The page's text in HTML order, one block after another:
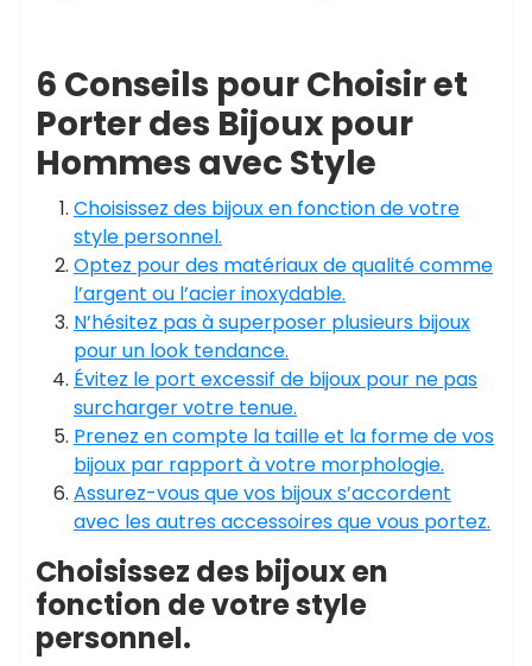
6 Conseils pour Choisir et
Porter des Bijoux pour
Hommes avec Style
Choisissez des bijoux en fonction de votre
style personnel.
Optez pour des matériaux de qualité comme
l’argent ou l’acier inoxydable.
N’hésitez pas à superposer plusieurs bijoux
pour un look tendance.
Évitez le port excessif de bijoux pour ne pas
surcharger votre tenue.
Prenez en compte la taille et la forme de vos
bijoux par rapport à votre morphologie.
Assurez-vous que vos bijoux s’accordent
avec les autres accessoires que vous portez.
Choisissez des bijoux en
fonction de votre style
personnel.